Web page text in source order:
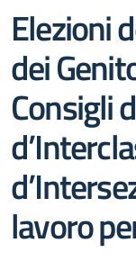
Elezioni
dei
Consigli
lavoro